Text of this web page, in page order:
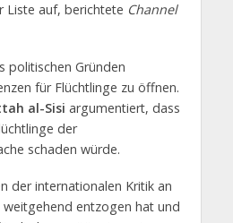
Liste auf, berichtete Channel
politischen Gründen
für Flüchtlinge zu öffnen.
al-Sisi argumentiert, dass
der
schaden würde.
der internationalen Kritik an
weitgehend entzogen hat und